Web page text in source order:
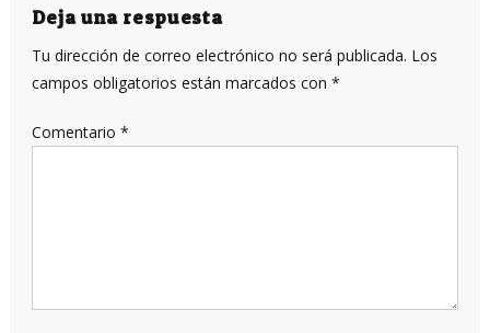
entradas
Deja una respuesta
Tu dirección de correo electrónico no será publicada. Los
campos obligatorios están marcados con *
Comentario *